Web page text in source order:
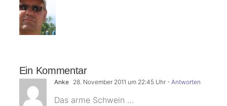
Ein Kommentar
Anke 28. November 2011 um 22:45 Uhr- Antworten
Das arme Schwein …